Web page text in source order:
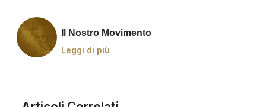
Il Nostro Movimento
Leggi di più